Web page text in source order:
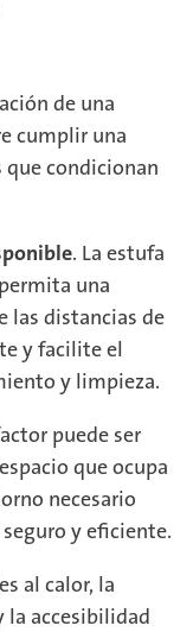
de una
cumplir una
que condicionan
. La estufa
una
las distancias de
y facilite el
y limpieza.
puede ser
que ocupa
necesario
y eficiente.
al calor, la
la accesibilidad